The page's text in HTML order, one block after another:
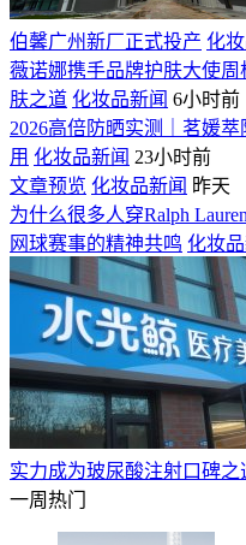
伯馨广州新厂正式投产 化
薇诺娜携手品牌护肤大使
肤之道 化妆品新闻 6小时前
2026高倍防晒实测｜茗媛
用 化妆品新闻 23小时前
文章预览 化妆品新闻 昨天
为什么很多人穿Ralph
网球赛事的精神共鸣 化妆
实力成为玻尿酸注射口碑之
一周热门